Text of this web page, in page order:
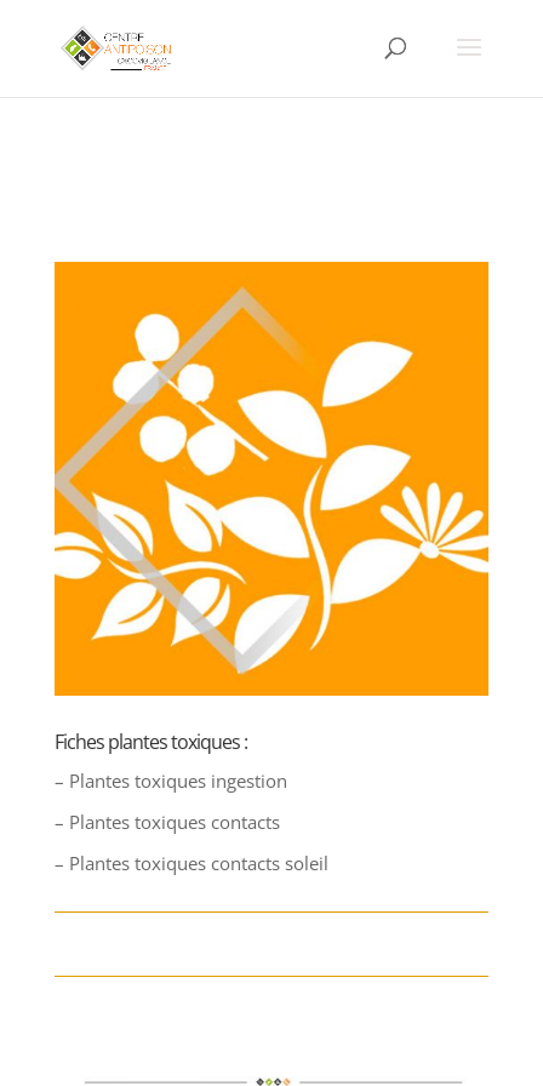
Fiches plantes toxiques :
– Plantes toxiques ingestion
– Plantes toxiques contacts
– Plantes toxiques contacts soleil